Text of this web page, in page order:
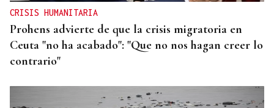
CRISIS HUMANITARIA
Prohens advierte de que la crisis migratoria en
Ceuta "no ha acabado": "Que no nos hagan creer lo
contrario"